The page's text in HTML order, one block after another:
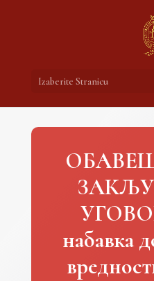
Izaberite Stranicu
набавка